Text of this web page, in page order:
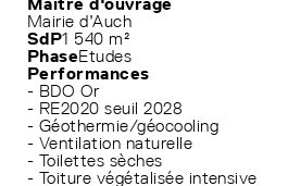
Maître d'ouvrage
Mairie d’Auch
SdP1 540 m²
PhaseEtudes
Performances
- BDO Or
- RE2020 seuil 2028
- Géothermie/géocooling
- Ventilation naturelle
- Toilettes sèches
- Toiture végétalisée intensive